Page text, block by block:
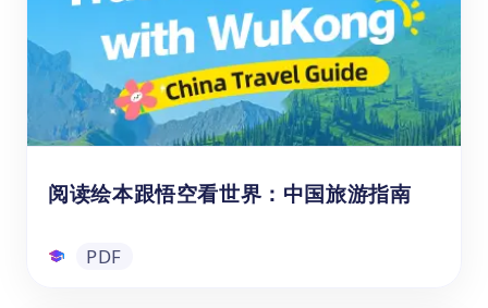
书单精选题材丰富、难度递进的优质英文读
物，既有轻松有趣的入门故事，也有引人深思
的进阶文本，兼顾不同阅读水平与兴趣偏好，
旨在通过多元阅读体验激发孩子的想象力、培
养批判思维，并持续拓展其认知边界与英语能
力。
PDF
阅读绘本跟悟空看世界：中国旅游指南
PDF